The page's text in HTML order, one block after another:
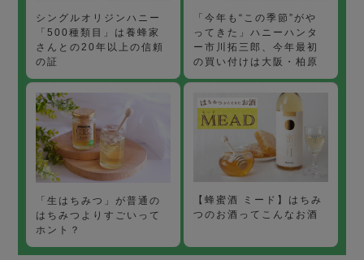
シングルオリジンハニー
「500種類目」は養蜂家
さんとの20年以上の信頼
の証
「今年も“この季節”がや
ってきた」ハニーハンタ
ー市川拓三郎、今年最初
の買い付けは大阪・柏原
「生はちみつ」が普通の
はちみつよりすごいって
ホント？
【蜂蜜酒 ミード】はちみ
つのお酒ってこんなお酒